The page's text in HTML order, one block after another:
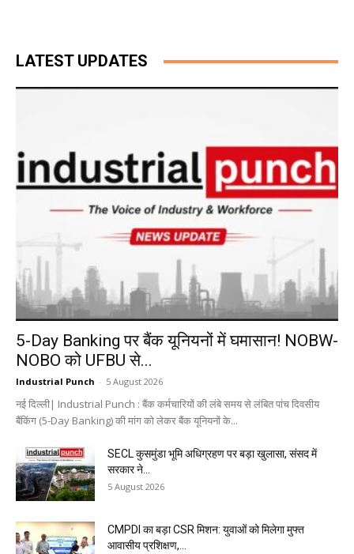
LATEST UPDATES
5-Day Banking पर बैंक यूनियनों में घमासान! NOBW-
NOBO को UFBU से...
Industrial Punch - 5 August 2026
नई दिल्ली| Industrial Punch : बैंक कर्मचारियों की लंबे समय से लंबित पांच दिवसीय
बैंकिंग (5-Day Banking) की मांग को लेकर बैंक यूनियनों के...
SECL कुसमुंडा भूमि अधिग्रहण पर बड़ा खुलासा, संसद में
सरकार ने...
5 August 2026
CMPDI का बड़ा CSR मिशन: युवाओं को मिलेगा मुफ्त
आवासीय प्रशिक्षण,...